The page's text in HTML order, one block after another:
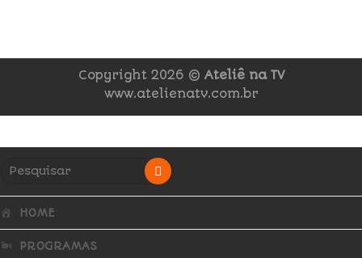
Copyright 2026 © Ateliê na TV
www.atelienatv.com.br
HOME
PROGRAMAS